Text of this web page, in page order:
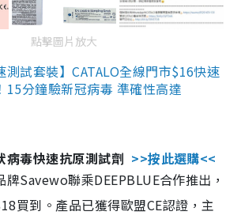
點擊圖片放大
測試套裝】CATALO全線門市$16快速
15分鐘驗新冠病毒 準確性高達
毒快速抗原測試劑 >>按此選購<<
Savewo聯乘DEEPBLUE合作推出，
買到。產品已獲得歐盟CE認證，主